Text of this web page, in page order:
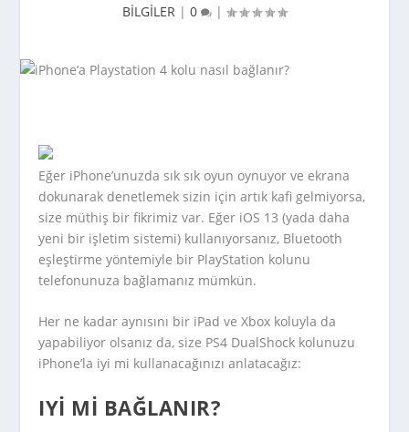
BİLGİLER | 0 |
Eğer iPhone’unuzda sık sık oyun oynuyor ve ekrana
dokunarak denetlemek sizin için artık kafi gelmiyorsa,
size müthiş bir fikrimiz var. Eğer iOS 13 (yada daha
yeni bir işletim sistemi) kullanıyorsanız, Bluetooth
eşleştirme yöntemiyle bir PlayStation kolunu
telefonunuza bağlamanız mümkün.
Her ne kadar aynısını bir iPad ve Xbox koluyla da
yapabiliyor olsanız da, size PS4 DualShock kolunuzu
iPhone’la iyi mi kullanacağınızı anlatacağız:
IYI MI BAĞLANIR?